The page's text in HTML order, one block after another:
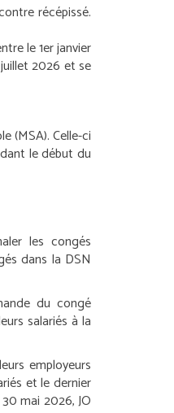
récépissé.
le 1erjanvier
2026 et se
(MSA). Celle-ci
le début du
les congés
dans la DSN
du congé
salariés à la
employeurs
et le dernier
mai 2026, JO